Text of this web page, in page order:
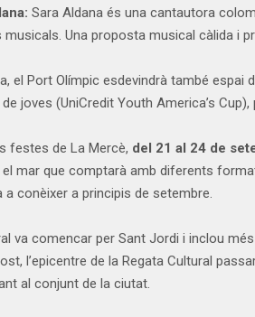
Sara Aldana és una cantautora
Una proposta musical càlida i
el Port Olímpic esdevindrà també
de joves (UniCredit Youth America’s
festes de La Mercè, del 21 al 24 de
el mar que comptarà amb diferents
a conèixer a principis de setembre.
va comencar per Sant Jordi i inclou
l’epicentre de la Regata Cultural
al conjunt de la ciutat.